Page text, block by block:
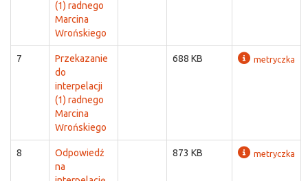
(1) radnego
Marcina
Wrońskiego
7
Przekazanie
do
interpelacji
(1) radnego
Marcina
Wrońskiego
688 KB metryczka
8
Odpowiedź
na
873 KB metryczka